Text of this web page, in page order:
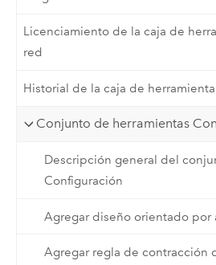
Licenciamiento de la caja de
red
Historial de la caja de
Conjunto de herramientas
Descripción general del
Configuración
Agregar diseño orientado por
Agregar regla de contracción